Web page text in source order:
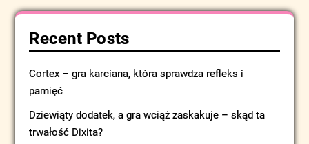
Recent Posts
Cortex – gra karciana, która sprawdza refleks i
pamięć
Dziewiąty dodatek, a gra wciąż zaskakuje – skąd ta
trwałość Dixita?